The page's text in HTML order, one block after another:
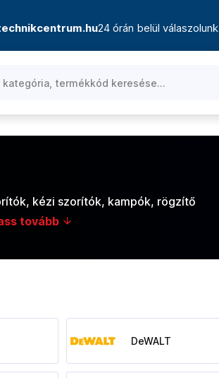
24 órán belül válaszolunk
kézi szorítók, kampók, rögzítő
tovább
DeWALT